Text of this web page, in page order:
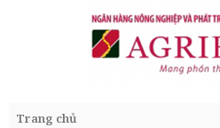
Trang chủ